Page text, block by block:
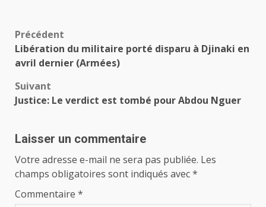
Navigation
d’article
Précédent
Libération du militaire porté disparu à Djinaki en
avril dernier (Armées)
Suivant
Justice: Le verdict est tombé pour Abdou Nguer
Laisser un commentaire
Votre adresse e-mail ne sera pas publiée. Les
champs obligatoires sont indiqués avec*
Commentaire *